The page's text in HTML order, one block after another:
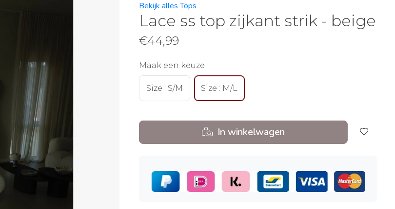
Bekijk alles Tops
Lace ss top zijkant strik - beige
€44,99
Maak een keuze
Size : S/M Size : M/L
In winkelwagen